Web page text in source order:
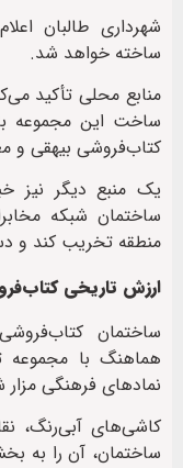
شهرداری طالبان
ساخته خواهد شد.
منابع محلی تأکید
ساخت این مجموعه
کتاب‌فروشی بیهقی و
یک منبع دیگر نیز
ساختمان شبکه
منطقه تخریب کند و
ارزش تاریخی
ساختمان
هماهنگ با
نمادهای فرهنگی
کاشی‌های آبی‌رنگ،
ساختمان، آن را به